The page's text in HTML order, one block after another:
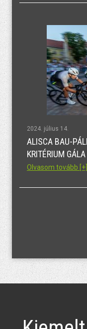
2024. július 14.
ALISCA BAU-
KRITÉRIUM
Olvasom tovább [+]